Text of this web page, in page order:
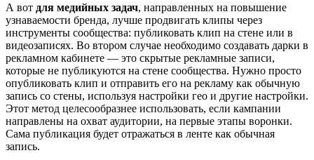
А вот для медийных задач, направленных на повышение
узнаваемости бренда, лучше продвигать клипы через
инструменты сообщества: публиковать клип на стене или в
видеозаписях. Во втором случае необходимо создавать дарки в
рекламном кабинете — это скрытые рекламные записи,
которые не публикуются на стене сообщества. Нужно просто
опубликовать клип и отправить его на рекламу как обычную
запись со стены, используя настройки гео и другие настройки.
Этот метод целесообразнее использовать, если кампании
направлены на охват аудитории, на первые этапы воронки.
Сама публикация будет отражаться в ленте как обычная
запись.